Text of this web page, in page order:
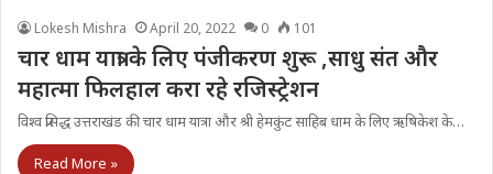
Lokesh Mishra April 20, 2022 0 101
चार धाम यात्रा के लिए पंजीकरण शुरू ,साधु संत और
महात्मा फिलहाल करा रहे रजिस्ट्रेशन
विश्व प्रसिद्ध उत्तराखंड की चार धाम यात्रा और श्री हेमकुंट साहिब धाम के लिए ऋषिकेश के…
Read More »